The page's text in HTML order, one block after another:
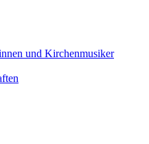
und Kirchenmusiker